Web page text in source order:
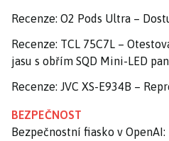
Recenze: O2 Pods Ultra –
Recenze: TCL 75C7L –
jasu s obřím SQD Mini-LED
Recenze: JVC XS-E934B –
BEZPEČNOST
Bezpečnostní fiasko v